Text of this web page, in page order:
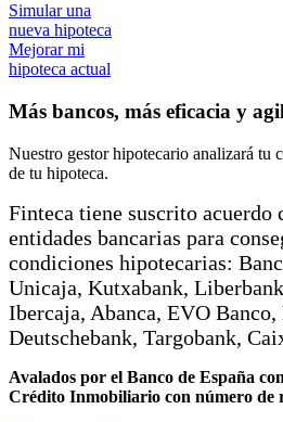
Simular una
nueva hipoteca
Mejorar mi
hipoteca actual
Más bancos, más eficacia y
Nuestro gestor hipotecario analizará tu
de tu hipoteca.
Finteca tiene suscrito acuerdo
entidades bancarias para
condiciones hipotecarias:
Unicaja, Kutxabank,
Ibercaja, Abanca, EVO
Deutschebank, Targobank,
Avalados por el Banco de España
Crédito Inmobiliario con número de